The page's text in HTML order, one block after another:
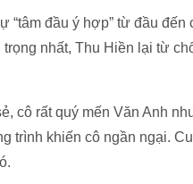
“tâm đầu ý hợp” từ đầu
trọng nhất, Thu Hiền lại từ
cô rất quý mến Văn Anh
trình khiến cô ngần ngại.